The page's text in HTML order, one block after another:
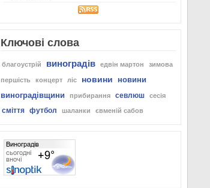
Ключові слова
благоустрій виноградів едвін мартон зимова
першість концерт ліс новини
новини
виноградівщини
прибирання севлюш сесія
сміття футбол шаланки євменій сабов